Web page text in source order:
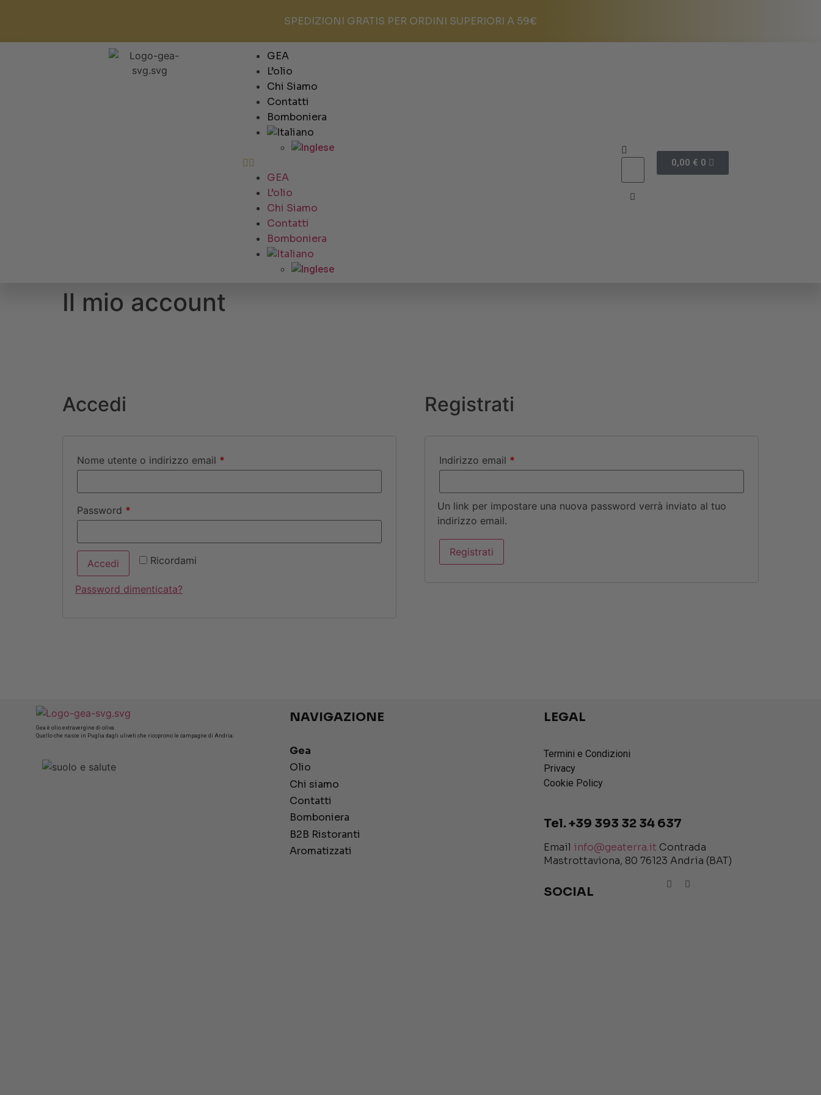
SPEDIZIONI GRATIS PER ORDINI SUPERIORI A 59€
GEA
L’olio
Chi Siamo
Contatti
Bomboniera
GEA
L’olio
Chi Siamo
Contatti
Bomboniera
0,00 € 0
Il mio account
Accedi
Nome utente o indirizzo email *
Password *
Ricordami
Accedi
Password dimenticata?
Registrati
Indirizzo email *
Un link per impostare una nuova password verrà inviato al tuo
indirizzo email.
Registrati
Gea è olio extravergine di oliva.
Quello che nasce in Puglia dagli uliveti che ricoprono le campagne di Andria.
NAVIGAZIONE
Gea
Olio
Chi siamo
Contatti
Bomboniera
B2B Ristoranti
Aromatizzati
LEGAL
Termini e Condizioni
Privacy
Cookie Policy
Tel. +39 393 32 34 637
Email info@geaterra.it Contrada
Mastrottaviona, 80 76123 Andria (BAT)
SOCIAL